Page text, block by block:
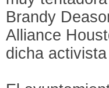
Brandy
Alliance
dicha